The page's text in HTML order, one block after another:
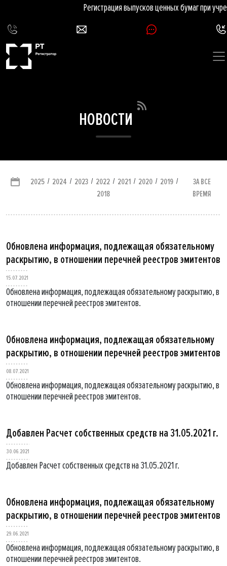
Регистрация выпусков ценных бумаг при
НОВОСТИ
2025 / 2024 / 2023 / 2022 / 2021 / 2020 / 2019 /
2018
ЗА ВСЕ
ВРЕМЯ
Обновлена информация, подлежащая обязательному
раскрытию, в отношении перечней реестров эмитентов
15.07.2021
Обновлена информация, подлежащая обязательному раскрытию, в
отношении перечней реестров эмитентов.
Обновлена информация, подлежащая обязательному
раскрытию, в отношении перечней реестров эмитентов
08.07.2021
Обновлена информация, подлежащая обязательному раскрытию, в
отношении перечней реестров эмитентов.
Добавлен Расчет собственных средств на 31.05.2021 г.
30.06.2021
Добавлен Расчет собственных средств на 31.05.2021 г.
Обновлена информация, подлежащая обязательному
раскрытию, в отношении перечней реестров эмитентов
29.06.2021
Обновлена информация, подлежащая обязательному раскрытию, в
отношении перечней реестров эмитентов.